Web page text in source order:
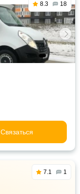
8.3 18
Связаться
7.1 1